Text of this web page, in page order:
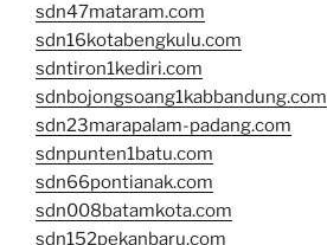
sdn47mataram.com
sdn16kotabengkulu.com
sdntiron1kediri.com
sdnbojongsoang1kabbandung.com
sdn23marapalam-padang.com
sdnpunten1batu.com
sdn66pontianak.com
sdn008batamkota.com
sdn152pekanbaru.com